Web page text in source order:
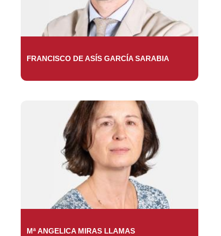
FRANCISCO DE ASÍS GARCÍA SARABIA
Mª ANGELICA MIRAS LLAMAS